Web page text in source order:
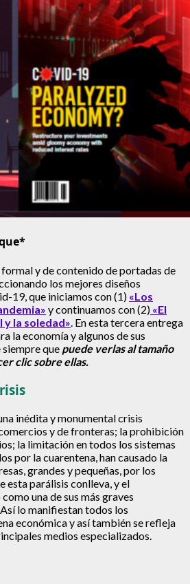
formal y de contenido de portadas de
los mejores diseños
19, que iniciamos con (1) «Los
y continuamos con (2) «El
la soledad». En esta tercera entrega
la economía y algunos de sus
que puede verlas al tamaño
clic sobre ellas.
inédita y monumental crisis
y de fronteras; la prohibición
la limitación en todos los sistemas
por la cuarentena, han causado la
grandes y pequeñas, por los
esta parálisis conlleva, y el
una de sus más graves
lo manifiestan todos los
económica y así también se refleja
medios especializados.